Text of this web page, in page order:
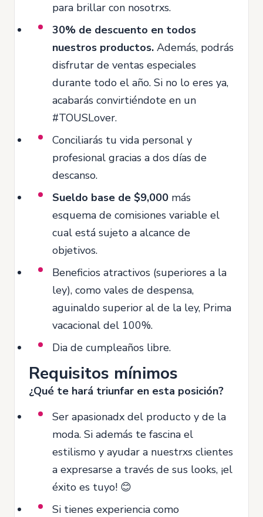
para brillar con nosotrxs.
30% de descuento en todos
nuestros productos. Además, podrás
disfrutar de ventas especiales
durante todo el año. Si no lo eres ya,
acabarás convirtiéndote en un
#TOUSLover.
Conciliarás tu vida personal y
profesional gracias a dos días de
descanso.
Sueldo base de $9,000 más
esquema de comisiones variable el
cual está sujeto a alcance de
objetivos.
Beneficios atractivos (superiores a la
ley), como vales de despensa,
aguinaldo superior al de la ley, Prima
vacacional del 100%.
Dia de cumpleaños libre.
Requisitos mínimos
¿Qué te hará triunfar en esta posición?
Ser apasionadx del producto y de la
moda. Si además te fascina el
estilismo y ayudar a nuestrxs clientes
a expresarse a través de sus looks, ¡el
éxito es tuyo! 😊
Si tienes experiencia como